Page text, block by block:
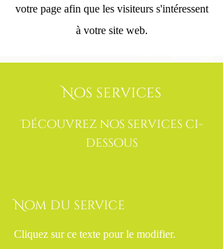
votre page afin que les visiteurs s'intéressent
à votre site web.
Nos services
Découvrez nos services ci-
dessous
Nom du service
Cliquez sur ce texte pour le modifier.